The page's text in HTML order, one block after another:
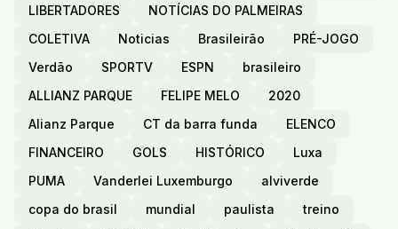
LIBERTADORES
NOTÍCIAS DO PALMEIRAS
COLETIVA
Noticias Brasileirão
PRÉ-JOGO
Verdão
SPORTV ESPN
brasileiro
ALLIANZ PARQUE
FELIPE MELO
2020
Alianz Parque
CT da barra funda
ELENCO
FINANCEIRO
GOLS HISTÓRICO
Luxa
PUMA
Vanderlei Luxemburgo
alviverde
copa do brasil
mundial paulista
treino